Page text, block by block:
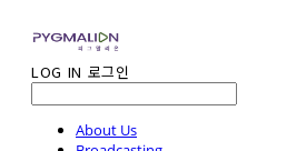
LOG IN 로그인
About Us